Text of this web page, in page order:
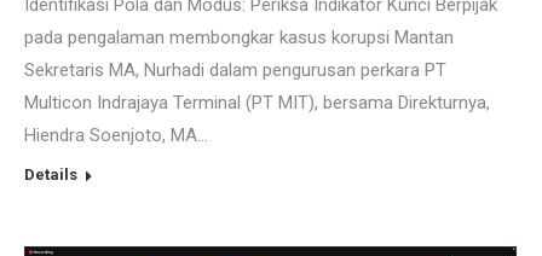
Identifikasi Pola dan Modus: Periksa Indikator Kunci Berpijak
pada pengalaman membongkar kasus korupsi Mantan
Sekretaris MA, Nurhadi dalam pengurusan perkara PT
Multicon Indrajaya Terminal (PT MIT), bersama Direkturnya,
Hiendra Soenjoto, MA…
Details